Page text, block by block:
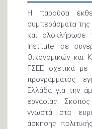
Η παρούσα
συμπεράσματα
και
Institute σε
Οικονομικών και
ΓΣΕΕ σχετικά με
προγράμματος
Ελλάδα για την
εργασίας.
γνωστά στο
άσκησης